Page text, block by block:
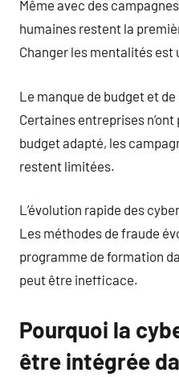
Même avec des
humaines restent la
Changer les mentalités est
Le manque de budget et
Certaines entreprises
budget adapté, les
restent limitées.
L’évolution rapide des
Les méthodes de fraude
programme de formation
peut être inefficace.
Pourquoi la
être intégrée